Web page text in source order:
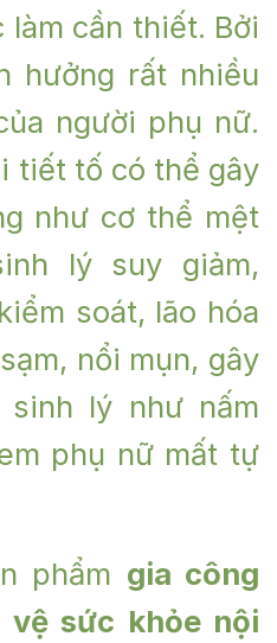
cần thiết. Bởi
hưởng rất nhiều
người phụ nữ.
tiết tố có thể gây
như cơ thể mệt
lý suy giảm,
soát, lão hóa
nổi mụn, gây
lý như nấm
phụ nữ mất tự
phẩm gia công
sức khỏe nội